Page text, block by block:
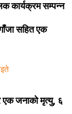
कार्यक्रम सम्पन्न
सहित एक
एक जनाको मृत्यु, ६